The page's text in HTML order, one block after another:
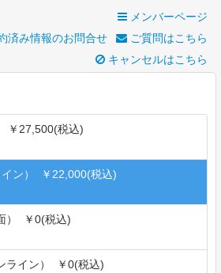
メンバーページ
済み情報のお問合せ
ご質問はこちら
キャンセルはこちら
￥27,500(税込)
ン） ￥22,000(税込)
） ￥0(税込)
ライン） ￥0(税込)